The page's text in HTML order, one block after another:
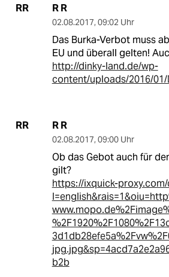
RR R R
02.08.2017, 09:02 Uhr
Das Burka-Verbot muss
EU und überall gelten!
http://dinky-land.de/wp-
content/uploads/2016/01/
RR R R
02.08.2017, 09:00 Uhr
Ob das Gebot auch für
gilt?
https://ixquick-
b2b